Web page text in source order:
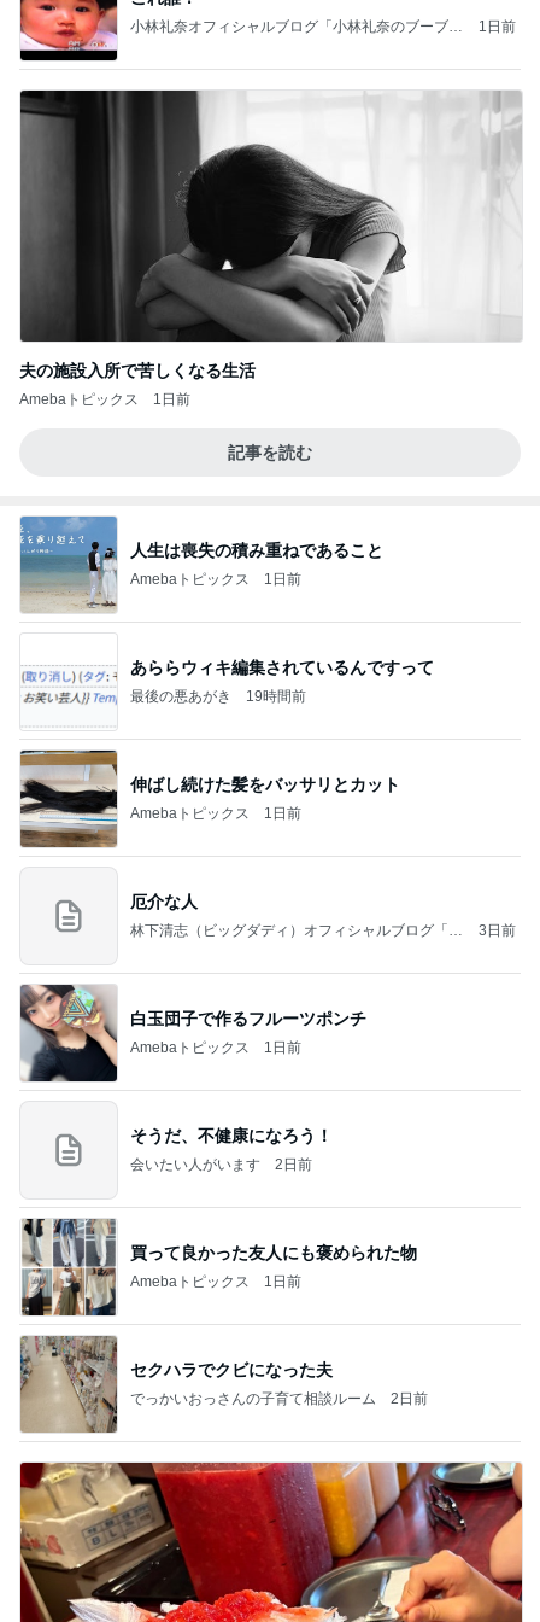
小林礼奈オフィシャルブログ「小林礼奈のブーブー
1日前
夫の施設入所で苦しくなる生活
Amebaトピックス 1日前
記事を読む
人生は喪失の積み重ねであること
Amebaトピックス 1日前
あららウィキ編集されているんですって
最後の悪あがき 19時間前
伸ばし続けた髪をバッサリとカット
Amebaトピックス 1日前
厄介な人
林下清志（ビッグダディ）オフィシャルブログ「俺
3日前
白玉団子で作るフルーツポンチ
Amebaトピックス 1日前
そうだ、不健康になろう！
会いたい人がいます 2日前
買って良かった友人にも褒められた物
Amebaトピックス 1日前
セクハラでクビになった夫
でっかいおっさんの子育て相談ルーム 2日前